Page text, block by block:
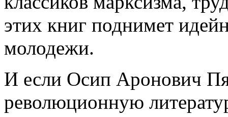
этих книг поднимет
молодежи.
И если Осип Аронович
революционную